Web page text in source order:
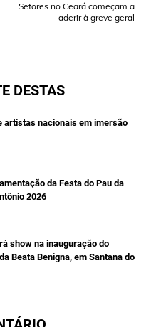
Setores no Ceará começam a
aderir à greve geral
DESTAS
artistas nacionais em imersão
da Festa do Pau da
2026
show na inauguração do
Beata Benigna, em Santana do